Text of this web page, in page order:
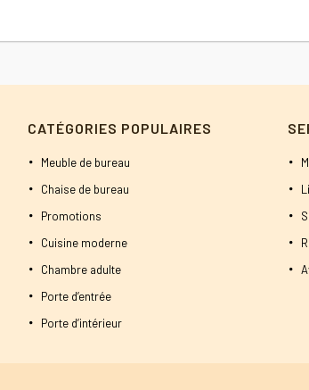
CATÉGORIES POPULAIRES
Meuble de bureau
Chaise de bureau
Promotions
Cuisine moderne
Chambre adulte
Porte d’entrée
Porte d’intérieur